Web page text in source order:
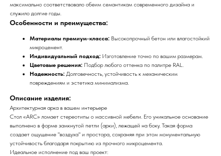
максимально соответствовало обеим семантикам современного дизайна и
служило долгие годы.
Особенности и преимущества:
Материалы премиум-класса: Высокопрочный бетон или влагостойкий
микроцемент.
Индивидуальный подход: Изготовление точно по вашим размерам.
Цветовые решения: Подбор любого оттенка по палитре RAL.
Надежность: Долговечность, устойчивость к механическим
повреждениям и эстетика минимализма.
Описание изделия:
Архитектурная арка в вашем интерьере
Стол «ARC» ломает стереотипы о массивной мебели. Его уникальное основание
выполнено в форме замкнутой петли (арки), лежащей на боку. Такая форма
создает ощущение "воздуха" и простора, сохраняя при этом монументальную
устойчивость благодаря покрытию из прочного микроцемента.
Идеальное исполнение под ваш проект: